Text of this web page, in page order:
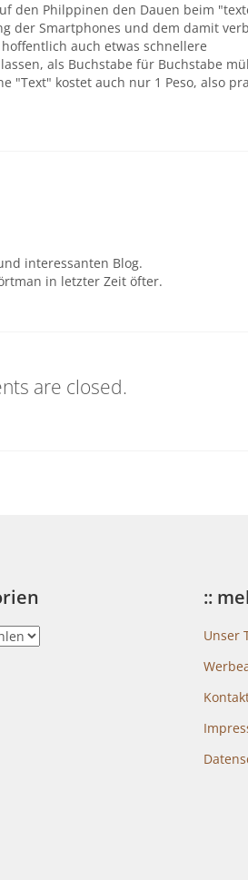
den Philppinen den Dauen beim
der Smartphones und dem damit
auch etwas schnellere
als Buchstabe für Buchstabe
"Text" kostet auch nur 1 Peso, also
interessanten Blog.
in letzter Zeit öfter.
are closed.
::
Unser